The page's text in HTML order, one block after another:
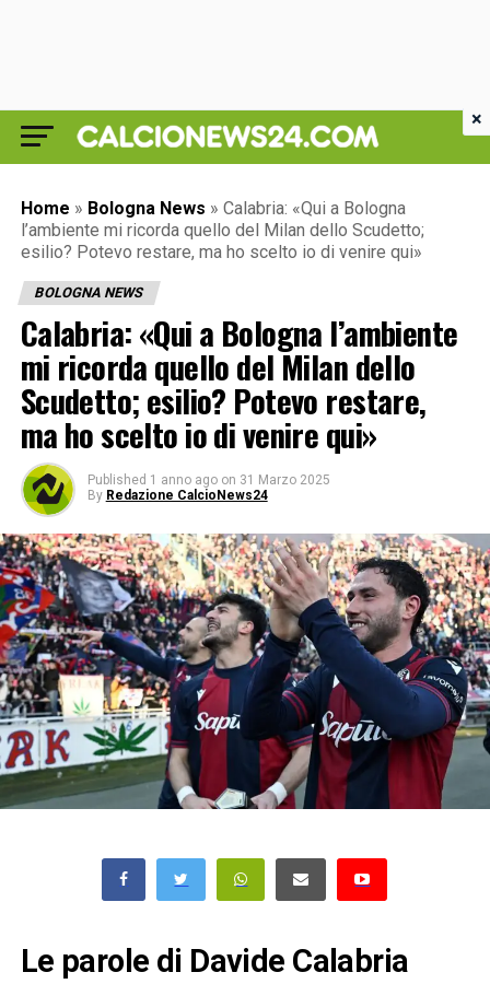
Home » Bologna News » Calabria: «Qui a Bologna
l’ambiente mi ricorda quello del Milan dello Scudetto;
esilio? Potevo restare, ma ho scelto io di venire qui»
BOLOGNA NEWS
Calabria: «Qui a Bologna l’ambiente
mi ricorda quello del Milan dello
Scudetto; esilio? Potevo restare,
ma ho scelto io di venire qui»
Published 1 anno ago on 31 Marzo 2025
By Redazione CalcioNews24
Le parole di Davide Calabria
×